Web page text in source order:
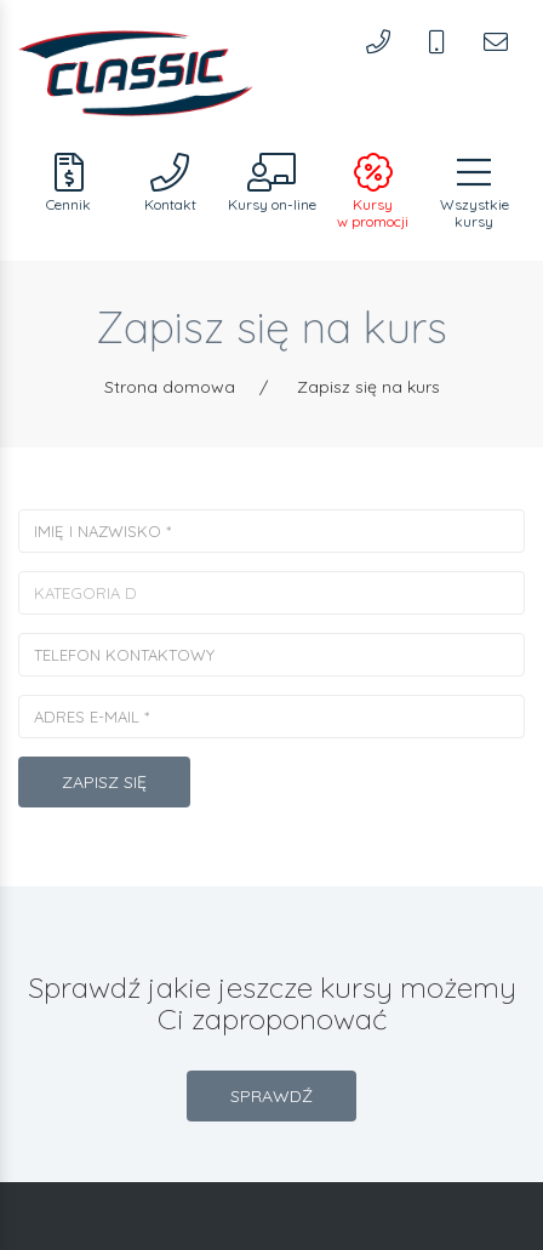
Wszystkie
kursy
Kursy
w promocji
Kursy on-line
Kontakt
Cennik
Zapisz się na kurs
Strona domowa / Zapisz się na kurs
ZAPISZ SIĘ
Sprawdź jakie jeszcze kursy możemy
Ci zaproponować
SPRAWDŹ